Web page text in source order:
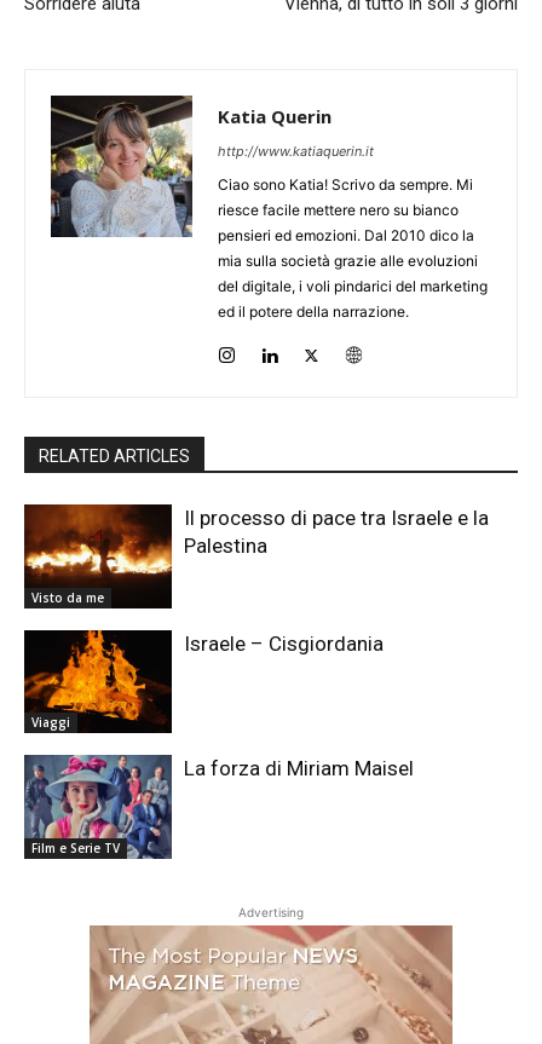
Katia Querin
http://www.katiaquerin.it
Ciao sono Katia! Scrivo da sempre. Mi
riesce facile mettere nero su bianco
pensieri ed emozioni. Dal 2010 dico la
mia sulla società grazie alle evoluzioni
del digitale, i voli pindarici del marketing
ed il potere della narrazione.
RELATED ARTICLES
Visto da me
Il processo di pace tra Israele e la
Palestina
Viaggi
Israele – Cisgiordania
Film e Serie TV
La forza di Miriam Maisel
Advertising